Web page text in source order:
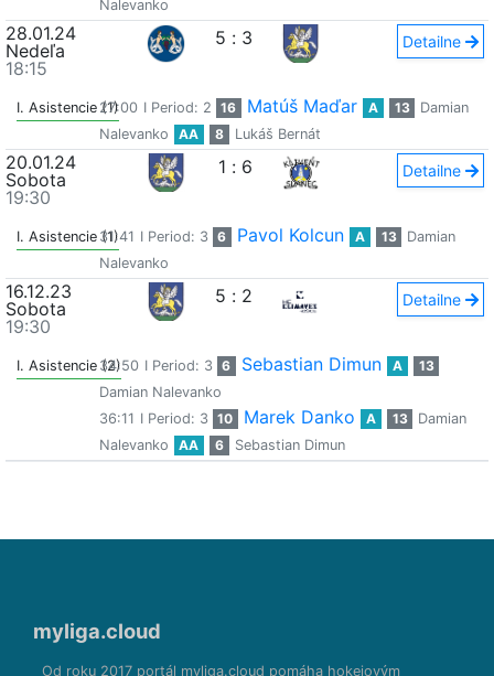
Nalevanko
28.01.24
Nedeľa
18:15
5 : 3 Detailne
I. Asistencie (1)27:00 I Period: 2 16 Matúš Maďar A 13
Damian
Nalevanko
AA 8 Lukáš Bernát
20.01.24
Sobota
19:30
1 : 6 Detailne
I. Asistencie (1)31:41 I Period: 3 6 Pavol Kolcun A 13
Damian
Nalevanko
16.12.23
Sobota
19:30
5 : 2 Detailne
I. Asistencie (2)34:50 I Period: 3 6 Sebastian Dimun A
13
Damian Nalevanko
36:11 I Period: 3 10 Marek Danko A 13
Damian
Nalevanko
AA 6 Sebastian Dimun
myliga.cloud
Od roku 2017 portál myliga.cloud pomáha hokejovým